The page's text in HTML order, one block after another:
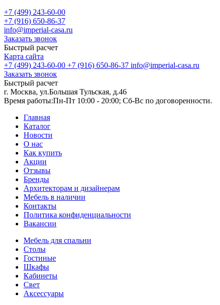
+7 (499) 243-60-00
+7 (916) 650-86-37
info@imperial-casa.ru
Заказать звонок
Быстрый расчет
Карта сайта
+7 (499) 243-60-00 +7 (916) 650-86-37 info@imperial-casa.ru
Заказать звонок
Быстрый расчет
г. Москва, ул.Большая Тульская, д.46
Время работы:Пн-Пт 10:00 - 20:00; Сб-Вс по договоренности.
Главная
Каталог
Новости
О нас
Как купить
Акции
Отзывы
Бренды
Архитекторам и дизайнерам
Мебель в наличии
Контакты
Политика конфиденциальности
Вакансии
Мебель для спальни
Столы
Гостиные
Шкафы
Кабинеты
Свет
Аксессуары